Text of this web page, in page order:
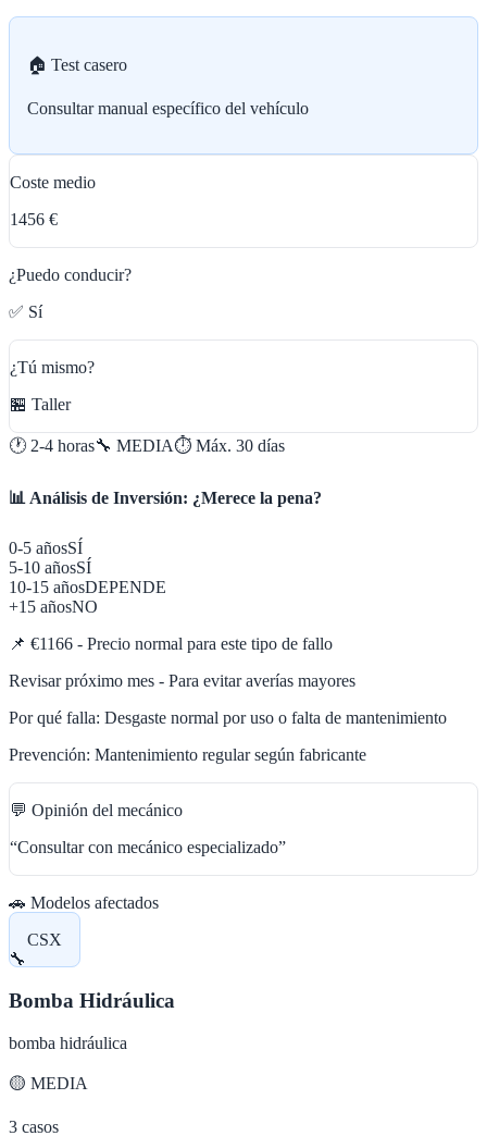
🏠 Test casero
Consultar manual específico del vehículo
Coste medio
1456 €
¿Puedo conducir?
✅ Sí
¿Tú mismo?
🏪 Taller
🕐 2-4 horas🔧 MEDIA⏱️ Máx. 30 días
📊 Análisis de Inversión: ¿Merece la pena?
0-5 añosSÍ
5-10 añosSÍ
10-15 añosDEPENDE
+15 añosNO
📌 €1166 - Precio normal para este tipo de fallo
Revisar próximo mes - Para evitar averías mayores
Por qué falla: Desgaste normal por uso o falta de mantenimiento
Prevención: Mantenimiento regular según fabricante
💬 Opinión del mecánico
“Consultar con mecánico especializado”
🚗 Modelos afectados
CSX
🔧
Bomba Hidráulica
bomba hidráulica
🟡 MEDIA
3 casos